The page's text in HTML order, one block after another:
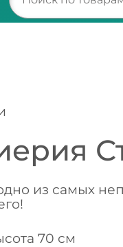
из самых
70 см